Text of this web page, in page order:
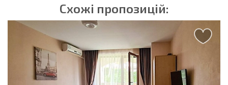
Схожі пропозицій: